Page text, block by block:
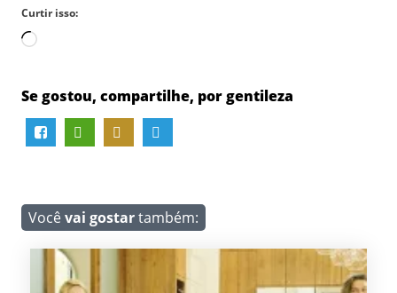
Curtir isso:
Carregando...
Se gostou, compartilhe, por gentileza
Você vai gostartambém: